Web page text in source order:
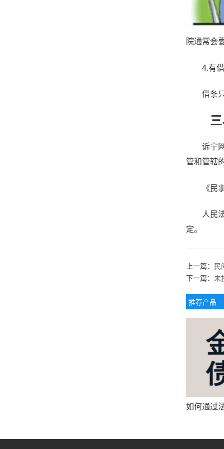
院通常会
4.有借
借条只
三、
诉宁网
管和管辖
《民事
人民法
定。
上一篇：
民
下一篇： 未
推荐产品